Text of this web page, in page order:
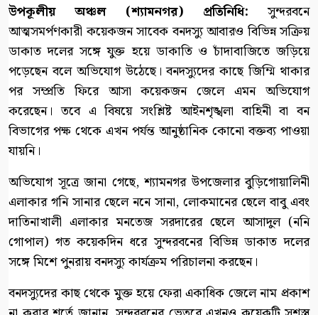
উপকূলীয় অঞ্চল (শ্যামনগর) প্রতিনিধি: সুন্দরবনে
আত্মসমর্পণকারী কয়েকজন সাবেক বনদস্যু আবারও বিভিন্ন সক্রিয়
ডাকাত দলের সঙ্গে যুক্ত হয়ে ডাকাতি ও চাঁদাবাজিতে জড়িয়ে
পড়েছেন বলে অভিযোগ উঠেছে। বনদস্যুদের কাছে জিম্মি থাকার
পর সম্প্রতি ফিরে আসা কয়েকজন জেলে এমন অভিযোগ
করেছেন। তবে এ বিষয়ে সংশ্লিষ্ট আইনশৃঙ্খলা বাহিনী বা বন
বিভাগের পক্ষ থেকে এখন পর্যন্ত আনুষ্ঠানিক কোনো বক্তব্য পাওয়া
যায়নি।
অভিযোগ সূত্রে জানা গেছে, শ্যামনগর উপজেলার বুড়িগোয়ালিনী
এলাকার গনি সানার ছেলে ননে সানা, লোকমানের ছেলে বাবু এবং
দাতিনাখালী এলাকার মনতেজ সরদারের ছেলে আসাদুল (ননি
গোপাল) গত কয়েকদিন ধরে সুন্দরবনের বিভিন্ন ডাকাত দলের
সঙ্গে মিশে পুনরায় বনদস্যু কার্যক্রম পরিচালনা করছেন।
বনদস্যুদের কাছ থেকে মুক্ত হয়ে ফেরা একাধিক জেলে নাম প্রকাশ